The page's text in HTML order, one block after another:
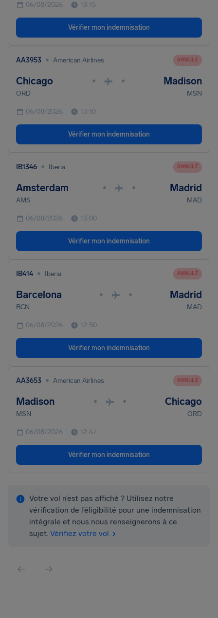
06/08/2026 13:15
Vérifier mon indemnisation
AA3953 • American Airlines ANNULÉ
Chicago • • Madison
ORD MSN
06/08/2026 13:10
Vérifier mon indemnisation
IB1346 • Iberia ANNULÉ
Amsterdam • • Madrid
AMS MAD
06/08/2026 13:00
Vérifier mon indemnisation
IB414 • Iberia ANNULÉ
Barcelona • • Madrid
BCN MAD
06/08/2026 12:50
Vérifier mon indemnisation
AA3653 • American Airlines ANNULÉ
Madison • • Chicago
MSN ORD
06/08/2026 12:47
Vérifier mon indemnisation
Votre vol n’est pas affiché ? Utilisez notre
vérification de l’éligibilité pour une indemnisation
intégrale et nous nous renseignerons à ce
sujet. Vérifiez votre vol